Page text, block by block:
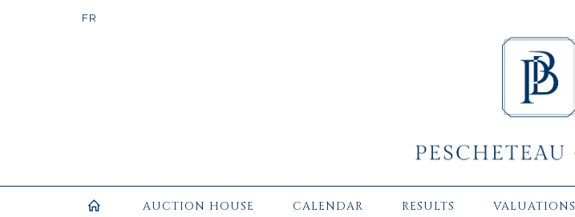
AUCTION HOUSE CALENDAR RESULTS VALUATIONS